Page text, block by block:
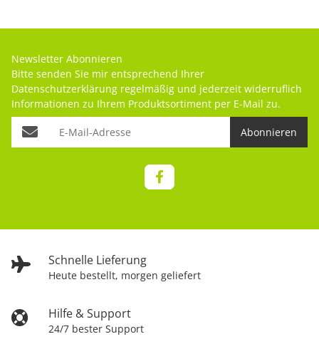
Schnelle Lieferung
Heute bestellt, morgen geliefert
Hilfe & Support
24/7 bester Support
Newsletter Abonnieren
Bitte senden Sie mir entsprechend Ihrer
Datenschutzerklärung regelmäßig und jederzeit widerruflich
Informationen zu Ihrem Produktsortiment per E-Mail zu.
Abonnieren